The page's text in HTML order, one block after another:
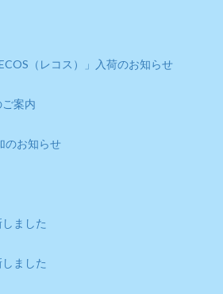
（レコス）」入荷のお知らせ
案内
のお知らせ
ました
ました